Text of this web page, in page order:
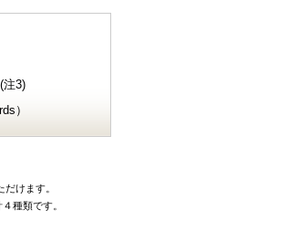
注3)
）
けます。
種類です。